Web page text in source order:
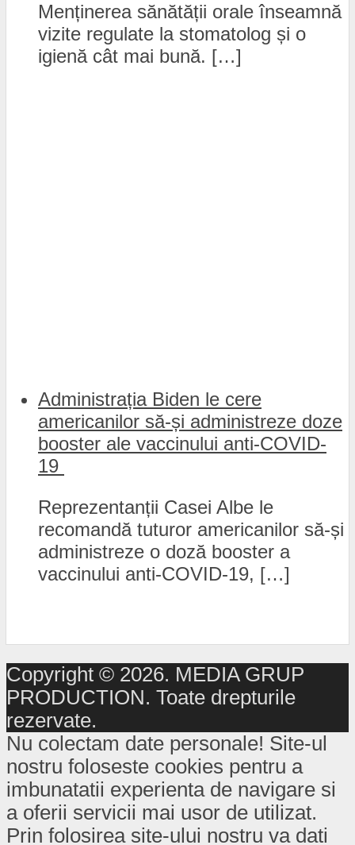
Menținerea sănătății orale înseamnă
vizite regulate la stomatolog și o
igienă cât mai bună. […]
Administrația Biden le cere
americanilor să-și administreze doze
booster ale vaccinului anti-COVID-
19
Reprezentanții Casei Albe le
recomandă tuturor americanilor să-și
administreze o doză booster a
vaccinului anti-COVID-19, […]
Copyright © 2026. MEDIA GRUP
PRODUCTION. Toate drepturile
rezervate.
Nu colectam date personale! Site-ul
nostru foloseste cookies pentru a
imbunatatii experienta de navigare si
a oferii servicii mai usor de utilizat.
Prin folosirea site-ului nostru va dati